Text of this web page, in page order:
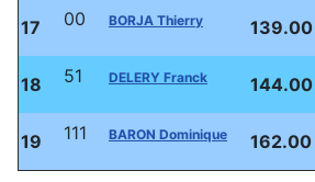
17
00 BORJA Thierry 139.00
18
51 DELERY Franck 144.00
19
111 BARON Dominique 162.00